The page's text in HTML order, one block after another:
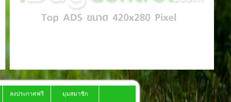
ลงประกาศฟรี มุมสมาชิก